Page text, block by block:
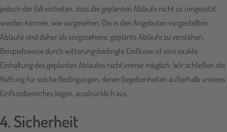
jedoch der Fall eintreten, dass die geplanten Abläufe nicht so umgesetzt
werden können, wie vorgesehen. Die in den Angeboten vorgestellten
Abläufe sind daher als vorgesehene, geplante Abläufe zu verstehen.
Beispielsweise durch witterungsbedingte Einflüsse ist eine exakte
Einhaltung des geplanten Ablaufes nicht immer möglich. Wir schließen die
Haftung für solche Bedingungen, deren Gegebenheiten außerhalb unseres
Einflussbereiches liegen, ausdrücklich aus.
4. Sicherheit